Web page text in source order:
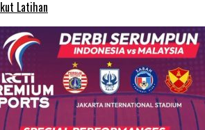
Latihan